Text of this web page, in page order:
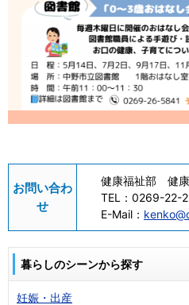
お問い合わ
せ
健康福祉部 健
TEL： 0269-22-
E-Mail：
暮らしのシーンから探す
妊娠・出産